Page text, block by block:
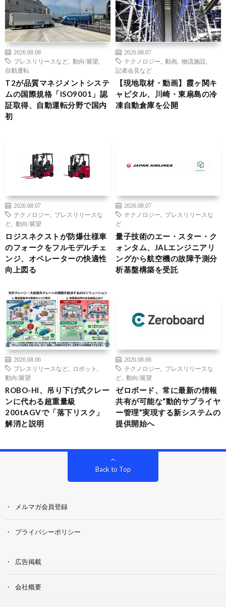
2026.08.08
プレスリリースなど
動向/展望
自動運転
T2が品質マネジメントシステ
ムの国際規格「ISO9001」認
証取得、自動運転分野で国内
初
2026.08.07
テクノロジー
動画 物流施設
記者会見など
【現地取材・動画】霞ヶ関キ
ャピタル、川崎・東扇島の冷
凍自動倉庫を公開
2026.08.07
テクノロジー
プレスリリースな
ど
動向/展望
ロジスネクストが防爆仕様車
のフォークをフルモデルチェ
ンジ、オペレーターの快適性
向上図る
2026.08.07
テクノロジー
プレスリリースな
ど
量子技術のエー・スター・ク
ォンタム、JALエンジニアリ
ングから航空機の故障予測分
析基盤構築を受託
2026.08.06
プレスリリースなど
ロボット
動向/展望
ROBO-HI、吊り下げ式クレー
ンに代わる超重量級
200tAGVで「落下リスク」
解消と説明
2026.08.06
テクノロジー
プレスリリースな
ど
動向/展望
ゼロボード、常に最新の情報
共有が可能な“動的サプライヤ
ー管理”実現する新システムの
提供開始へ
Back to Top
メルマガ会員登録
プライバシーポリシー
広告掲載
会社概要